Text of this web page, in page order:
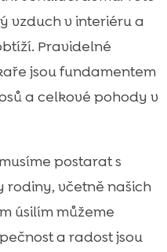
vzduch v interiéru a
Pravidelné
jsou fundamentem
a celkové pohody v
postarat s
rodiny, včetně našich
úsilím můžeme
a radost jsou